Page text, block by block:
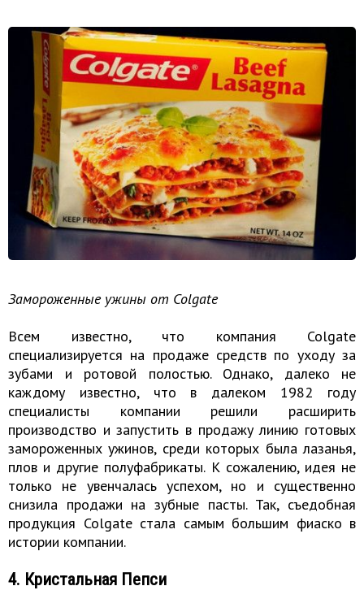
Замороженные ужины от Colgatе
Всем известно, что компания Colgatе
специализируется на продаже средств по уходу за
зубами и ротовой полостью. Однако, далеко не
каждому известно, что в далеком 1982 году
специалисты компании решили расширить
производство и запустить в продажу линию готовых
замороженных ужинов, среди которых была лазанья,
плов и другие полуфабрикаты. К сожалению, идея не
только не увенчалась успехом, но и существенно
снизила продажи на зубные пасты. Так, съедобная
продукция Colgatе стала самым большим фиаско в
истории компании.
4. Кристальная Пепси